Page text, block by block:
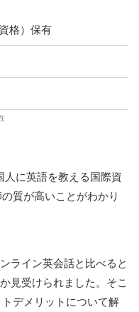
格）保有
に英語を教える国際資
質が高いことがわかり
ライン英会話と比べると
見受けられました。そこ
デメリットについて解